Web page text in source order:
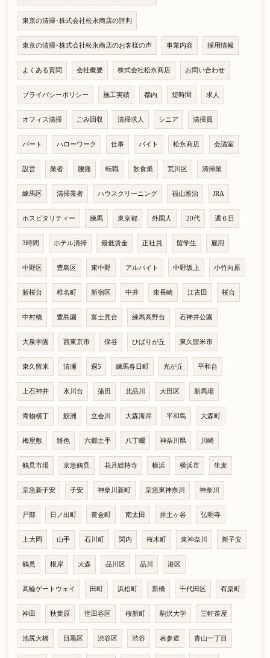
東京の清掃･株式会社松永商店の評判
東京の清掃･株式会社松永商店のお客様の声 事業内容 採用情報
よくある質問 会社概要 株式会社松永商店 お問い合わせ
プライバシーポリシー 施工実績 都内 短時間 求人
オフィス清掃 ごみ回収 清掃求人 シニア 清掃員
パート ハローワーク 仕事 バイト 松永商店 会議室
設営 業者 腰痛 転職 飲食業 荒川区 清掃業
練馬区 清掃業者 ハウスクリーニング 福山雅治 JRA
ホスピタリティー 練馬 東京都 外国人 20代 週６日
3時間 ホテル清掃 最低賃金 正社員 留学生 雇用
中野区 豊島区 東中野 アルバイト 中野坂上 小竹向原
新桜台 椎名町 新宿区 中井 東長崎 江古田 桜台
中村橋 豊島園 富士見台 練馬高野台 石神井公園
大泉学園 西東京市 保谷 ひばりが丘 東久留米市
東久留米 清瀬 週5 練馬春日町 光が丘 平和台
上石神井 氷川台 蒲田 北品川 大田区 新馬場
青物横丁 鮫洲 立会川 大森海岸 平和島 大森町
梅屋敷 雑色 六郷土手 八丁畷 神奈川県 川崎
鶴見市場 京急鶴見 花月総持寺 横浜 横浜市 生麦
京急新子安 子安 神奈川新町 京急東神奈川 神奈川
戸部 日ノ出町 黄金町 南太田 井土ヶ谷 弘明寺
上大岡 山手 石川町 関内 桜木町 東神奈川 新子安
鶴見 根岸 大森 品川区 品川 港区
高輪ゲートウェイ 田町 浜松町 新橋 千代田区 有楽町
神田 秋葉原 世田谷区 桜新町 駒沢大学 三軒茶屋
池尻大橋 目黒区 渋谷区 渋谷 表参道 青山一丁目